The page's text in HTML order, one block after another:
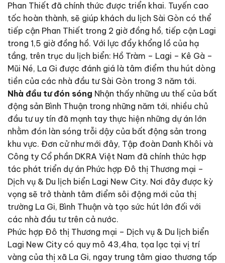
Phan Thiết đã chính thức được triển khai. Tuyến cao
tốc hoàn thành, sẽ giúp khách du lịch Sài Gòn có thể
tiếp cận Phan Thiết trong 2 giờ đồng hồ, tiếp cận Lagi
trong 1,5 giờ đồng hồ. Với lực đẩy khổng lồ của hạ
tầng, trên trục du lịch biển: Hồ Tràm – Lagi – Kê Gà –
Mũi Né, La Gi được đánh giá là tâm điểm thu hút dòng
tiền của các nhà đầu tư Sài Gòn trong 3 năm tới.
Nhà đầu tư đón sóng Nhận thấy những ưu thế của bất
động sản Bình Thuận trong những năm tới, nhiều chủ
đầu tư uy tín đã mạnh tay thực hiện những dự án lớn
nhằm đón làn sóng trỗi dậy của bất động sản trong
khu vực. Đơn cử như mới đây, Tập đoàn Danh Khôi và
Công ty Cổ phần DKRA Việt Nam đã chính thức hợp
tác phát triển dự án Phức hợp Đô thị Thương mại –
Dịch vụ & Du lịch biển Lagi New City. Nơi đây được kỳ
vọng sẽ trở thành tâm điểm sôi động mới của thị
trường La Gi, Bình Thuận và tạo sức hút lớn đối với
các nhà đầu tư trên cả nước.
Phức hợp Đô thị Thương mại – Dịch vụ & Du lịch biển
Lagi New City có quy mô 43,4ha, tọa lạc tại vị trí
vàng của thị xã La Gi, ngay trung tâm giao thương tấp